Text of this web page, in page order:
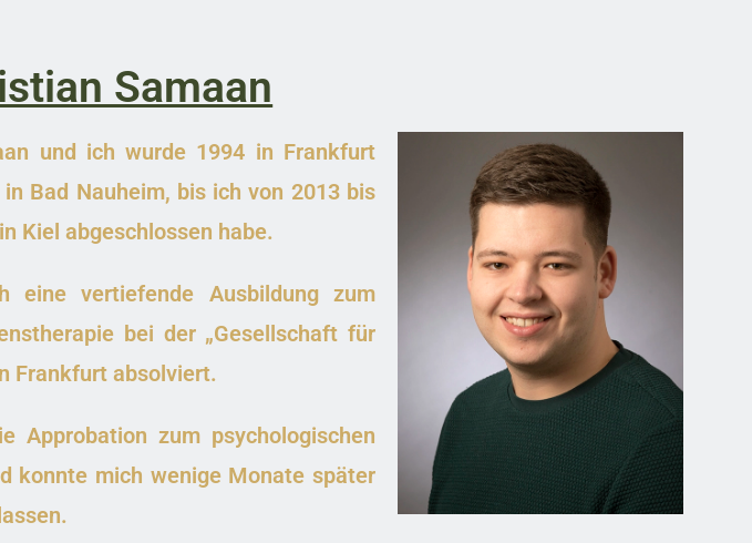
Samaan
und ich wurde 1994 in Frankfurt
Bad Nauheim, bis ich von 2013 bis
Kiel abgeschlossen habe.
eine vertiefende Ausbildung zum
bei der „Gesellschaft für
Frankfurt absolviert.
Approbation zum psychologischen
konnte mich wenige Monate später